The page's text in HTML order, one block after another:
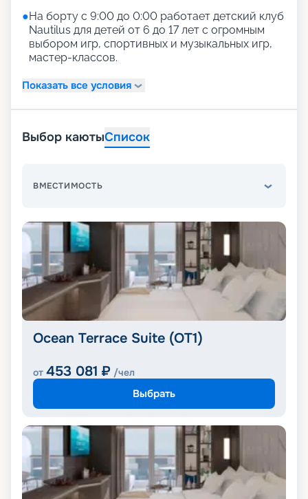
●На борту с 9:00 до 0:00 работает детский клуб
Nautilus для детей от 6 до 17 лет с огромным
выбором игр, спортивных и музыкальных игр,
мастер-классов.
Показать все условия
Выбор каютыСписок
ВМЕСТИМОСТЬ
Ocean Terrace Suite (OT1)
от 453 081 ₽ /чел
Выбрать